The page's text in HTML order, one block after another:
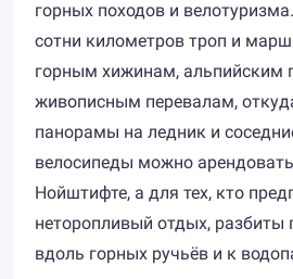
горных походов и
сотни километров троп и
горным хижинам, альпийским
живописным перевалам,
панорамы на ледник и
велосипеды можно
Нойштифте, а для тех, кто
неторопливый отдых, разбиты
вдоль горных ручьёв и к